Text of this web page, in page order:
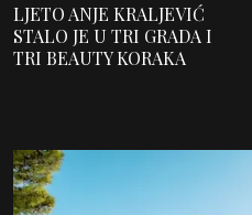
LJETO ANJE KRALJEVIĆ
STALO JE U TRI GRADA I
TRI BEAUTY KORAKA